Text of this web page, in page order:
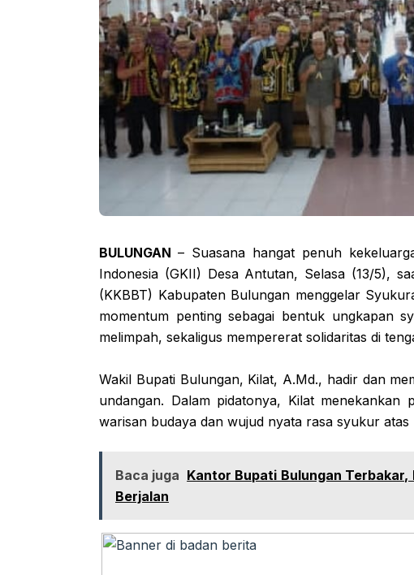
BULUNGAN – Suasana hangat penuh
Indonesia (GKII) Desa Antutan, Selasa (13/5),
(KKBBT) Kabupaten Bulungan menggelar
momentum penting sebagai bentuk ungkapan
melimpah, sekaligus mempererat solidaritas di
Wakil Bupati Bulungan, Kilat, A.Md., hadir dan
undangan. Dalam pidatonya, Kilat menekankan
warisan budaya dan wujud nyata rasa syukur atas
Baca juga Kantor Bupati Bulungan Terbakar,
Berjalan